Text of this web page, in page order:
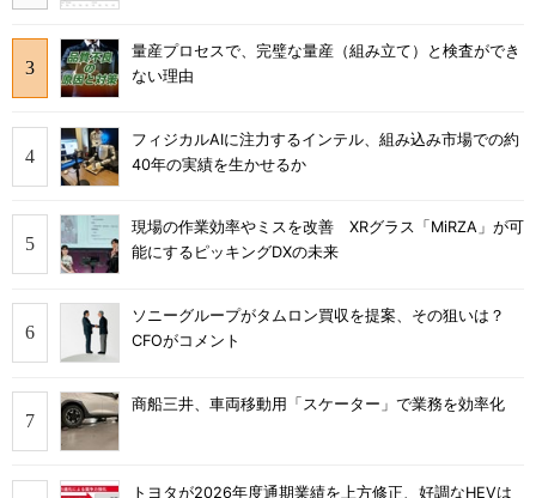
量産プロセスで、完璧な量産（組み立て）と検査ができ
ない理由
フィジカルAIに注力するインテル、組み込み市場での約
40年の実績を生かせるか
現場の作業効率やミスを改善 XRグラス「MiRZA」が可
能にするピッキングDXの未来
ソニーグループがタムロン買収を提案、その狙いは？
CFOがコメント
商船三井、車両移動用「スケーター」で業務を効率化
トヨタが2026年度通期業績を上方修正、好調なHEVは